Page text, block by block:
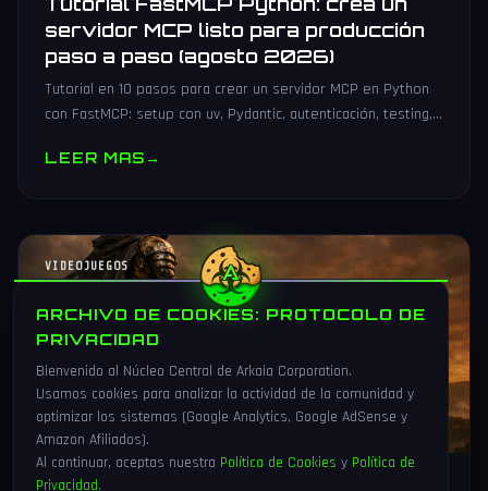
servidor MCP listo para producción
paso a paso (agosto 2026)
Tutorial en 10 pasos para crear un servidor MCP en Python
con FastMCP: setup con uv, Pydantic, autenticación, testing,
LEER MAS→
VIDEOJUEGOS
ARCHIVO DE COOKIES: PROTOCOLO DE
PRIVACIDAD
Bienvenido al Núcleo Central de Arkaia Corporation.
Usamos cookies para analizar la actividad de la comunidad y
optimizar los sistemas (Google Analytics, Google AdSense y
Amazon Afiliados).
Al continuar, aceptas nuestra Política de Cookies y Política de
Privacidad.